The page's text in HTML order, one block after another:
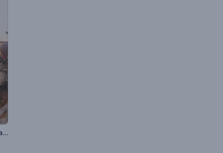
Presentazione minimalista di sognatori